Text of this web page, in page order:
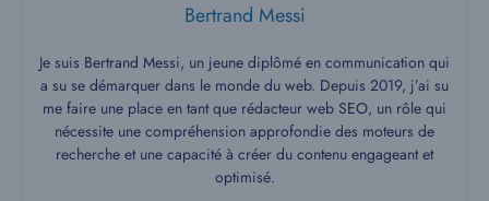
Bertrand Messi
Je suis Bertrand Messi, un jeune diplômé en communication qui
a su se démarquer dans le monde du web. Depuis 2019, j’ai su
me faire une place en tant que rédacteur web SEO, un rôle qui
nécessite une compréhension approfondie des moteurs de
recherche et une capacité à créer du contenu engageant et
optimisé.